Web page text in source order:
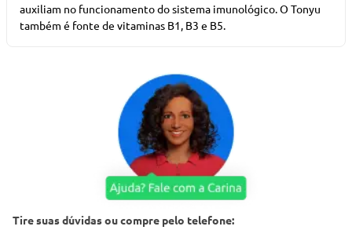
auxiliam no funcionamento do sistema imunológico. O Tonyu
também é fonte de vitaminas B1, B3 e B5.
Tire suas dúvidas ou compre pelo telefone: